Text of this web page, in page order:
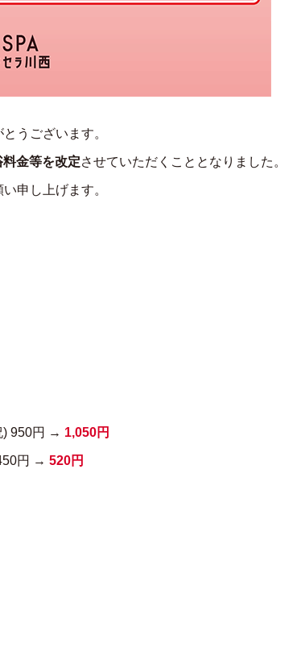
うございます。
金等を改定させていただくこととなりました。
申し上げます。
) 950円 → 1,050円
円 → 520円